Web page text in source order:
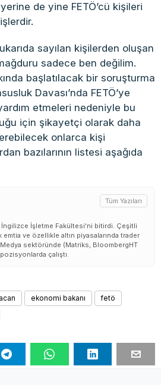
de yine FETÖ’cü kişileri
sayılan kişilerden oluşan
sadece ben değilim.
başlatılacak bir soruşturma
Davası’nda FETÖ’ye
etmeleri nedeniyle bu
için şikayetçi olarak daha
onlarca kişi
bazılarının listesi aşağıda
Tüm Yazıları
İşletme Fakültesi'ni bitirdi. Çeşitli
emtia ve özellikle altın piyasalarında trader
Medya sektöründe (Matriks, BloombergHT
çalıştı.
ekonomi bakanı
fetö